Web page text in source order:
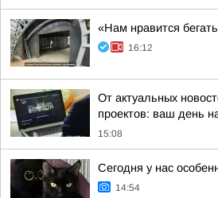
«Нам нравится
16:12
От актуальных
проектов: ваш день
15:08
Сегодня у нас
14:54